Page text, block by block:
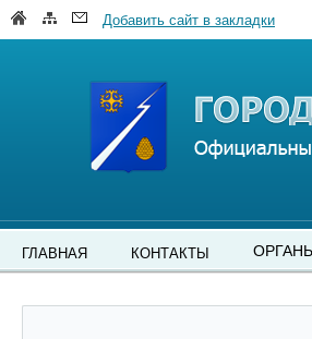
Добавить сайт в закладки
ГЛАВНАЯ КОНТАКТЫ